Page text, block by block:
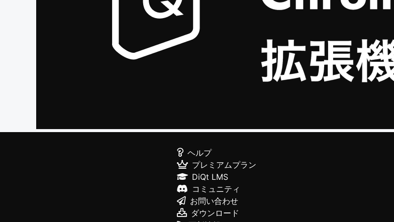
ヘルプ
プレミアムプラン
DiQt LMS
コミュニティ
お問い合わせ
ダウンロード